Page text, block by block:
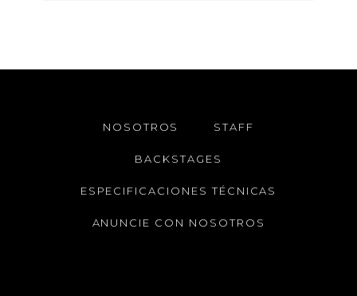
NOSOTROS STAFF
BACKSTAGES
ESPECIFICACIONES TÉCNICAS
ANUNCIE CON NOSOTROS